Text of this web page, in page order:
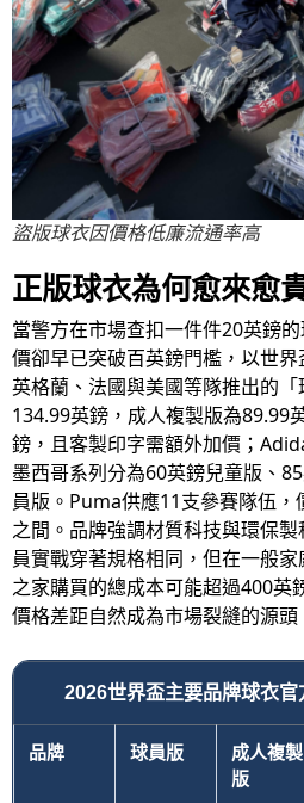
盜版球衣因價格低廉流通率高
正版球衣為何愈來愈
當警方在市場查扣一件件20英鎊
價卻早已突破百英鎊門檻，以世
英格蘭、法國與美國等隊推出的
134.99英鎊，成人複製版為89.99
鎊，且客製印字需額外加價；
墨西哥系列分為60英鎊兒童版、
員版。Puma供應11支參賽隊伍
之間。品牌強調材質科技與環保
員實戰穿著規格相同，但在一般
之家購買的總成本可能超過400英
價格差距自然成為市場裂縫的源頭
2026世界盃主要品牌球衣官
品牌 球員版
成人複製
版